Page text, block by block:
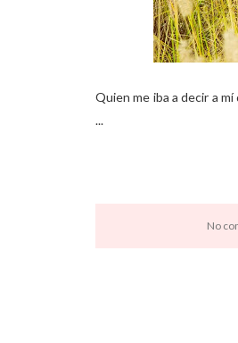
Quien me iba a decir a
...
No